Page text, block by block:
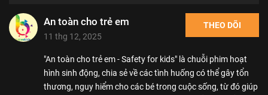
An toàn cho trẻ em
11 thg 12, 2025
THEO DÕI
"An toàn cho trẻ em - Safety for kids" là chuỗi phim hoạt
hình sinh động, chia sẻ về các tình huống có thể gây tổn
thương, nguy hiểm cho các bé trong cuộc sống, từ đó giúp